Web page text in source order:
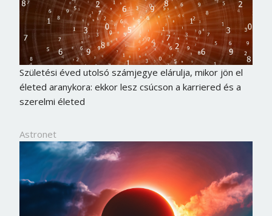
Születési éved utolsó számjegye elárulja, mikor jön el
életed aranykora: ekkor lesz csúcson a karriered és a
szerelmi életed
Astronet